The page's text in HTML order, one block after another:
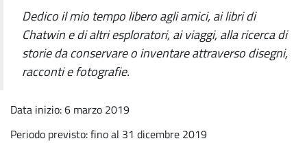
Dedico il mio tempo libero agli amici, ai libri di
Chatwin e di altri esploratori, ai viaggi, alla ricerca di
storie da conservare o inventare attraverso disegni,
racconti e fotografie.
Data inizio: 6 marzo 2019
Periodo previsto: fino al 31 dicembre 2019